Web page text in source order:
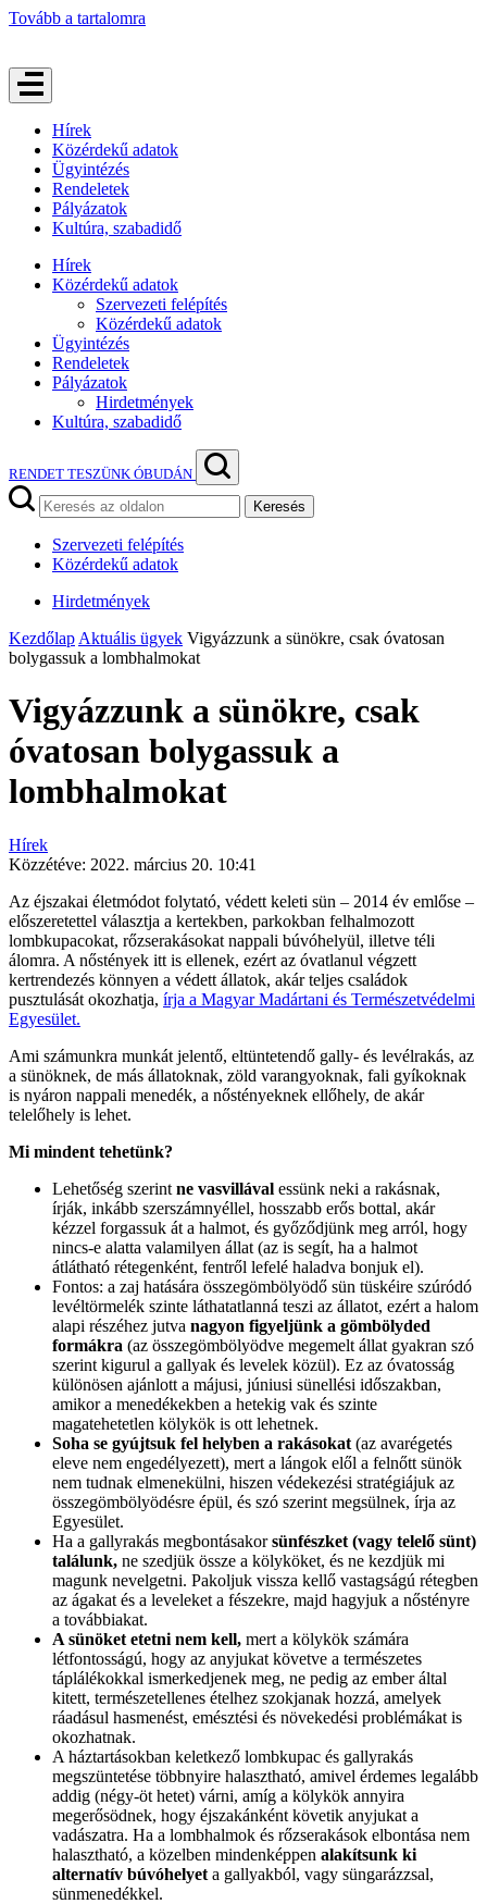
Tovább a tartalomra
Hírek
Közérdekű adatok
Ügyintézés
Rendeletek
Pályázatok
Kultúra, szabadidő
Hírek
Közérdekű adatok
Szervezeti felépítés
Közérdekű adatok
Ügyintézés
Rendeletek
Pályázatok
Hirdetmények
Kultúra, szabadidő
RENDET TESZÜNK ÓBUDÁN
Keresés
Szervezeti felépítés
Közérdekű adatok
Hirdetmények
Kezdőlap Aktuális ügyek Vigyázzunk a sünökre, csak óvatosan
bolygassuk a lombhalmokat
Vigyázzunk a sünökre, csak
óvatosan bolygassuk a
lombhalmokat
Hírek
Közzétéve: 2022. március 20. 10:41
Az éjszakai életmódot folytató, védett keleti sün – 2014 év emlőse –
előszeretettel választja a kertekben, parkokban felhalmozott
lombkupacokat, rőzserakásokat nappali búvóhelyül, illetve téli
álomra. A nőstények itt is ellenek, ezért az óvatlanul végzett
kertrendezés könnyen a védett állatok, akár teljes családok
pusztulását okozhatja, írja a Magyar Madártani és Természetvédelmi
Egyesület.
Ami számunkra munkát jelentő, eltüntetendő gally- és levélrakás, az
a sünöknek, de más állatoknak, zöld varangyoknak, fali gyíkoknak
is nyáron nappali menedék, a nőstényeknek ellőhely, de akár
telelőhely is lehet.
Mi mindent tehetünk?
Lehetőség szerint ne vasvillával essünk neki a rakásnak,
írják, inkább szerszámnyéllel, hosszabb erős bottal, akár
kézzel forgassuk át a halmot, és győződjünk meg arról, hogy
nincs-e alatta valamilyen állat (az is segít, ha a halmot
átlátható rétegenként, fentről lefelé haladva bonjuk el).
Fontos: a zaj hatására összegömbölyödő sün tüskéire szúródó
levéltörmelék szinte láthatatlanná teszi az állatot, ezért a halom
alapi részéhez jutva nagyon figyeljünk a gömbölyded
formákra (az összegömbölyödve megemelt állat gyakran szó
szerint kigurul a gallyak és levelek közül). Ez az óvatosság
különösen ajánlott a májusi, júniusi sünellési időszakban,
amikor a menedékekben a hetekig vak és szinte
magatehetetlen kölykök is ott lehetnek.
Soha se gyújtsuk fel helyben a rakásokat (az avarégetés
eleve nem engedélyezett), mert a lángok elől a felnőtt sünök
nem tudnak elmenekülni, hiszen védekezési stratégiájuk az
összegömbölyödésre épül, és szó szerint megsülnek, írja az
Egyesület.
Ha a gallyrakás megbontásakorsünfészket (vagy telelő sünt)
találunk, ne szedjük össze a kölyköket, és ne kezdjük mi
magunk nevelgetni. Pakoljuk vissza kellő vastagságú rétegben
az ágakat és a leveleket a fészekre, majd hagyjuk a nőstényre
a továbbiakat.
A sünöket etetni nem kell, mert a kölykök számára
létfontosságú, hogy az anyjukat követve a természetes
táplálékokkal ismerkedjenek meg, ne pedig az ember által
kitett, természetellenes ételhez szokjanak hozzá, amelyek
ráadásul hasmenést, emésztési és növekedési problémákat is
okozhatnak.
A háztartásokban keletkező lombkupac és gallyrakás
megszüntetése többnyire halasztható, amivel érdemes legalább
addig (négy-öt hetet) várni, amíg a kölykök annyira
megerősödnek, hogy éjszakánként követik anyjukat a
vadászatra. Ha a lombhalmok és rőzserakások elbontása nem
halasztható, a közelben mindenképpen alakítsunk ki
alternatív búvóhelyet a gallyakból, vagy süngarázzsal,
sünmenedékkel.